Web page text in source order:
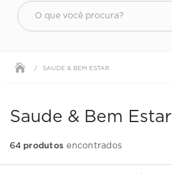
O que você procura?
SAUDE & BEM ESTAR
Saude & Bem Estar
64 produtos